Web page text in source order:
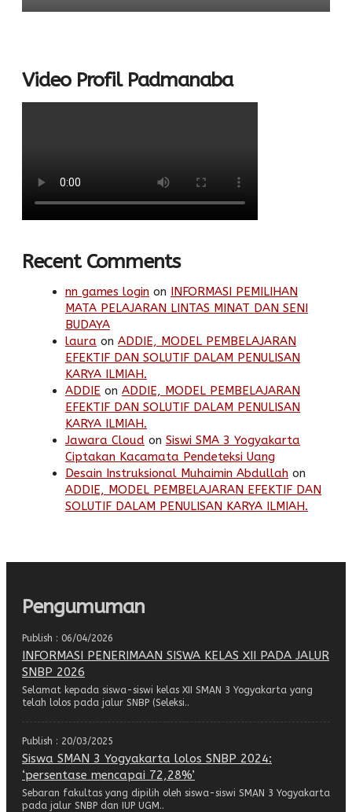
Video Profil Padmanaba
Recent Comments
nn games login on INFORMASI PEMILIHAN
MATA PELAJARAN LINTAS MINAT DAN SENI
BUDAYA
laura on ADDIE, MODEL PEMBELAJARAN
EFEKTIF DAN SOLUTIF DALAM PENULISAN
KARYA ILMIAH.
ADDIE on ADDIE, MODEL PEMBELAJARAN
EFEKTIF DAN SOLUTIF DALAM PENULISAN
KARYA ILMIAH.
Jawara Cloud on Siswi SMA 3 Yogyakarta
Ciptakan Kacamata Pendeteksi Uang
Desain Instruksional Muhaimin Abdullah on
ADDIE, MODEL PEMBELAJARAN EFEKTIF DAN
SOLUTIF DALAM PENULISAN KARYA ILMIAH.
Pengumuman
Publish : 06/04/2026
INFORMASI PENERIMAAN SISWA KELAS XII PADA JALUR
SNBP 2026
Selamat kepada siswa-siswi kelas XII SMAN 3 Yogyakarta yang
telah lolos pada jalur SNBP (Seleksi..
Publish : 20/03/2025
Siswa SMAN 3 Yogyakarta lolos SNBP 2024:
‘persentase mencapai 72,28%’
Sebaran fakultas yang dipilih oleh siswa-siswi SMAN 3 Yogyakarta
pada jalur SNBP dan IUP UGM..